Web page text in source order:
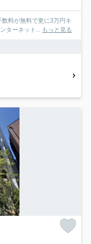
料が無料で更に3万円キ
ターネット... もっと見る